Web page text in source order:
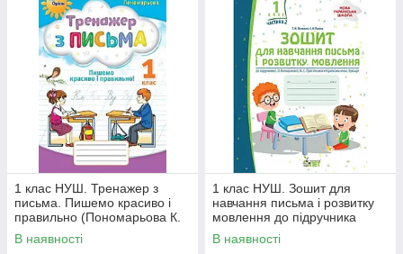
1 клас НУШ. Тренажер з
письма. Пишемо красиво і
правильно (Пономарьова К.
І.), Оріон
В наявності
1 клас НУШ. Зошит для
навчання письма і розвитку
мовлення до підручника
Большакова із наліпками,
частина 2 (
В наявності